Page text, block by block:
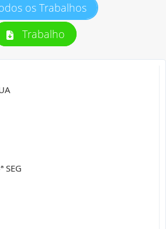
os Trabalhos
Trabalho
SEG